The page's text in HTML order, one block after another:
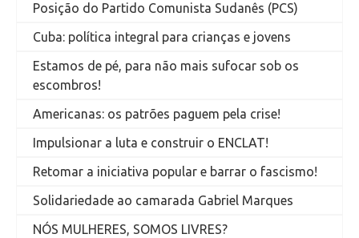
Posição do Partido Comunista Sudanês (PCS)
Cuba: política integral para crianças e jovens
Estamos de pé, para não mais sufocar sob os
escombros!
Americanas: os patrões paguem pela crise!
Impulsionar a luta e construir o ENCLAT!
Retomar a iniciativa popular e barrar o fascismo!
Solidariedade ao camarada Gabriel Marques
NÓS MULHERES, SOMOS LIVRES?